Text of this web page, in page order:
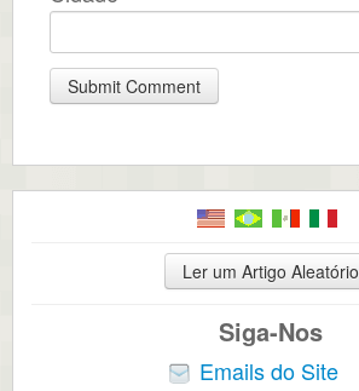
Ler um Artigo Aleatório
Siga-Nos
Emails do Site